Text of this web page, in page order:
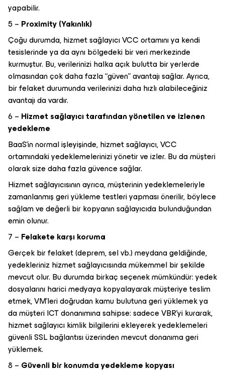
yapabilir.
5 – Proximity (Yakınlık)
Çoğu durumda, hizmet sağlayıcı VCC ortamını ya kendi
tesislerinde ya da aynı bölgedeki bir veri merkezinde
kurmuştur. Bu, verilerinizi halka açık bulutta bir yerlerde
olmasından çok daha fazla “güven” avantajı sağlar. Ayrıca,
bir felaket durumunda verilerinizi daha hızlı alabileceğiniz
avantajı da vardır.
6 – Hizmet sağlayıcı tarafından yönetilen ve izlenen
yedekleme
BaaS’in normal işleyişinde, hizmet sağlayıcı, VCC
ortamındaki yedeklemelerinizi yönetir ve izler. Bu da müşteri
olarak size daha fazla güvence sağlar.
Hizmet sağlayıcısının ayrıca, müşterinin yedeklemeleriyle
zamanlanmış geri yükleme testleri yapması önerilir, böylece
sağlam ve değerli bir kopyanın sağlayıcıda bulunduğundan
emin olunur.
7 – Felakete karşı koruma
Gerçek bir felaket (deprem, sel vb.) meydana geldiğinde,
yedekleriniz hizmet sağlayıcısında mükemmel bir şekilde
mevcut olur. Bu durumda birkaç seçenek mümkündür: yedek
dosyalarını harici medyaya kopyalayarak müşteriye teslim
etmek, VM’leri doğrudan kamu bulutuna geri yüklemek ya
da müşteri ICT donanımına sahipse: sadece VBR’yi kurarak,
hizmet sağlayıcı kimlik bilgilerini ekleyerek yedeklemeleri
güvenli SSL bağlantısı üzerinden mevcut donanıma geri
yüklemek.
8 – Güvenli bir konumda yedekleme kopyası